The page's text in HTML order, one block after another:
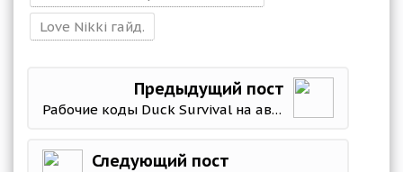
Love Nikki гайд.
Предыдущий пост
Рабочие коды Duck Survival на август 2026 года
Следующий пост